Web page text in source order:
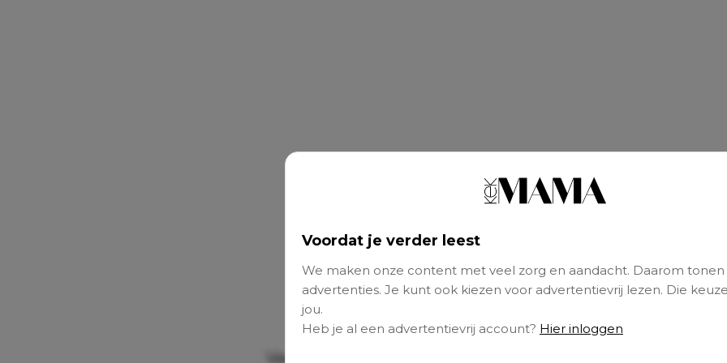
Voordat je verder leest
We maken onze content met veel zorg en aandacht. Daarom tonen
advertenties. Je kunt ook kiezen voor advertentievrij lezen. Die
jou.
Heb je al een advertentievrij account? Hier inloggen
Veel vrouwen zijn nerveus over hun eerste zwangerschap.